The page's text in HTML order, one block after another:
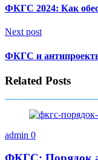
ФКГС 2024: Как
Next post
ФКГС и
Related Posts
admin 0